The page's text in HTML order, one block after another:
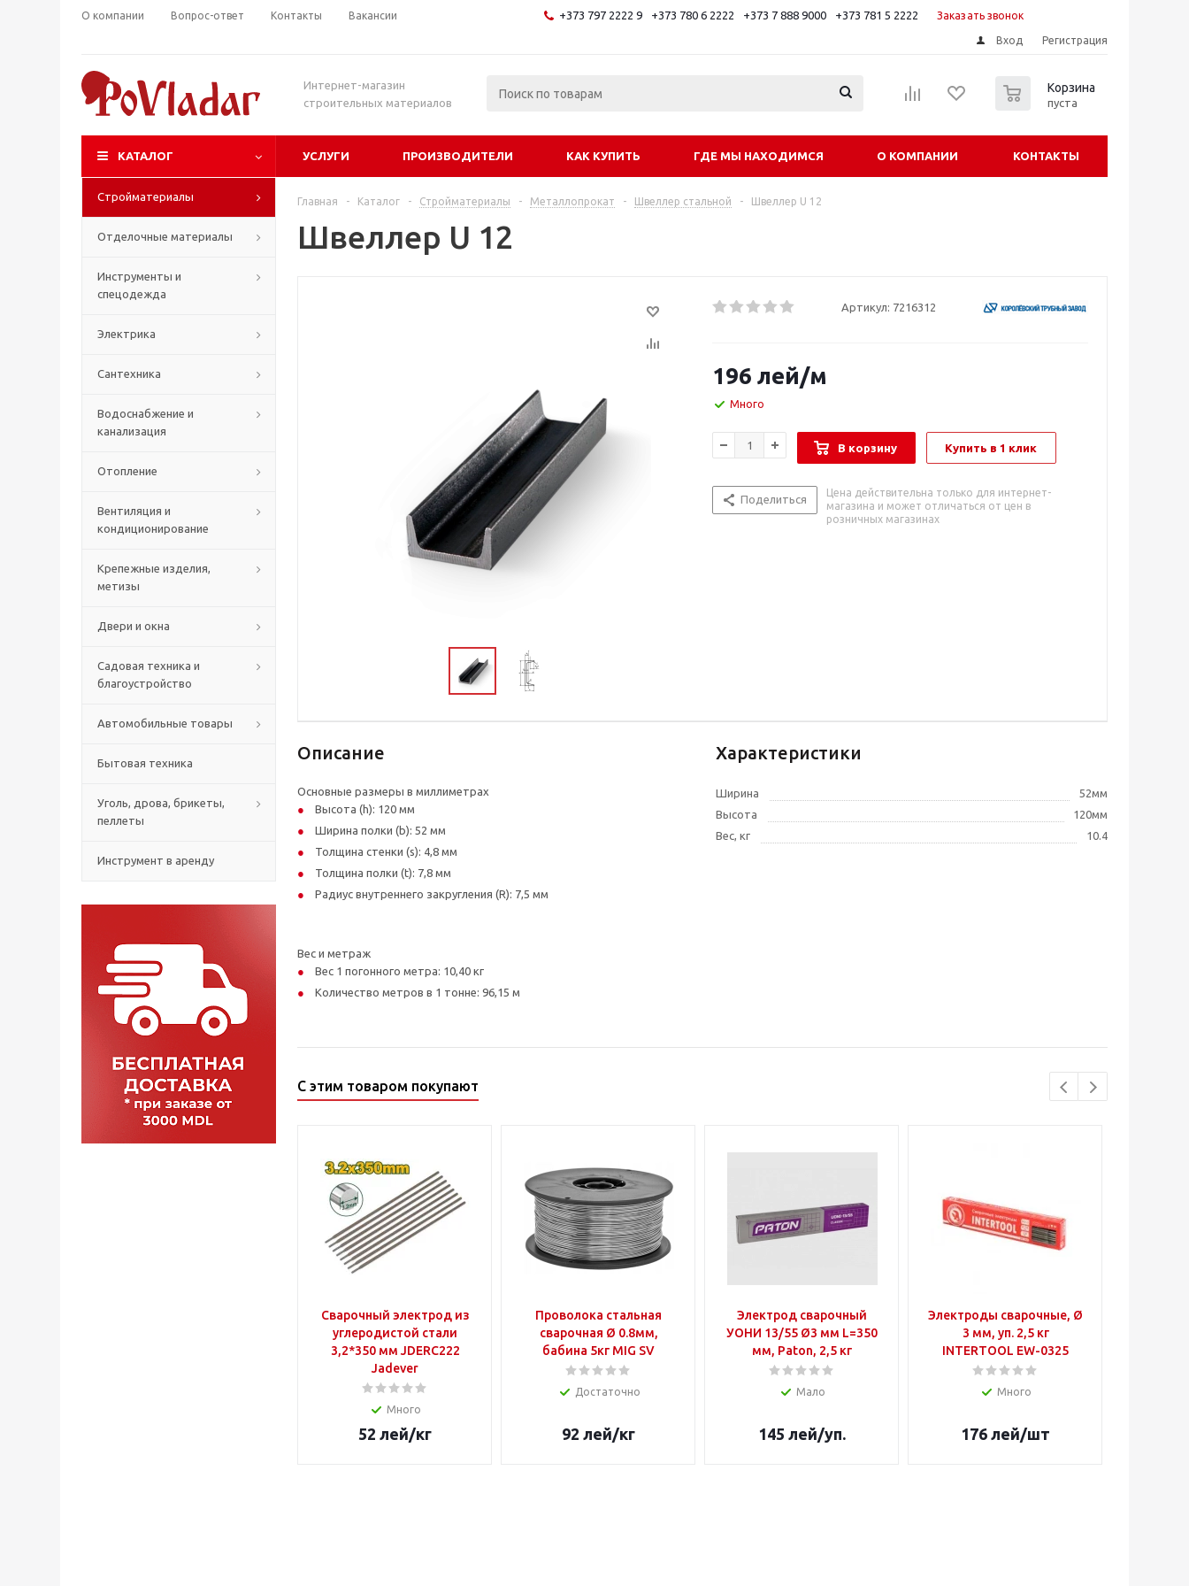
О компании Вопрос-ответ Контакты Вакансии +373 797 2222 9 +373 780 6 2222 +373 7 888 9000 +373 781 5 2222 Заказать звонок
Вход Регистрация
Интернет-магазин
строительных материалов
Корзина
пуста
КАТАЛОГ УСЛУГИ ПРОИЗВОДИТЕЛИ КАК КУПИТЬ ГДЕ МЫ НАХОДИМСЯ О КОМПАНИИ КОНТАКТЫ
Стройматериалы
Отделочные материалы
Инструменты и
спецодежда
Электрика
Сантехника
Водоснабжение и
канализация
Отопление
Вентиляция и
кондиционирование
Крепежные изделия,
метизы
Двери и окна
Садовая техника и
благоустройство
Автомобильные товары
Бытовая техника
Уголь, дрова, брикеты,
пеллеты
Инструмент в аренду
Главная - Каталог - Стройматериалы - Металлопрокат - Швеллер стальной - Швеллер U 12
Швеллер U 12
Артикул: 7216312
196 лей/м
Много
В корзину Купить в 1 клик
Поделиться
Цена действительна только для интернет-
магазина и может отличаться от цен в
розничных магазинах
Описание
Основные размеры в миллиметрах
Высота (h): 120 мм
Ширина полки (b): 52 мм
Толщина стенки (s): 4,8 мм
Толщина полки (t): 7,8 мм
Радиус внутреннего закругления (R): 7,5 мм
Вес и метраж
Вес 1 погонного метра: 10,40 кг
Количество метров в 1 тонне: 96,15 м
Характеристики
Ширина
52мм
Высота
120мм
Вес, кг
10.4
С этим товаром покупают
Сварочный электрод из
углеродистой стали
3,2*350 мм JDERC222
Jadever
Много
52 лей/кг
Проволока стальная
сварочная Ø 0.8мм,
бабина 5кг MIG SV
Достаточно
92 лей/кг
Электрод сварочный
УОНИ 13/55 Ø3 мм L=350
мм, Paton, 2,5 кг
Мало
145 лей/уп.
Электроды сварочные, Ø
3 мм, уп. 2,5 кг
INTERTOOL EW-0325
Много
176 лей/шт